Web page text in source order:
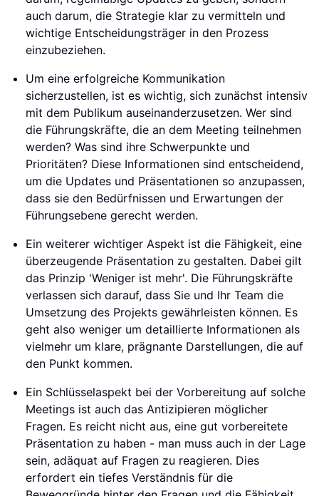
auch darum, die Strategie klar zu vermitteln und
wichtige Entscheidungsträger in den Prozess
einzubeziehen.
Um eine erfolgreiche Kommunikation
sicherzustellen, ist es wichtig, sich zunächst intensiv
mit dem Publikum auseinanderzusetzen. Wer sind
die Führungskräfte, die an dem Meeting teilnehmen
werden? Was sind ihre Schwerpunkte und
Prioritäten? Diese Informationen sind entscheidend,
um die Updates und Präsentationen so anzupassen,
dass sie den Bedürfnissen und Erwartungen der
Führungsebene gerecht werden.
Ein weiterer wichtiger Aspekt ist die Fähigkeit, eine
überzeugende Präsentation zu gestalten. Dabei gilt
das Prinzip 'Weniger ist mehr'. Die Führungskräfte
verlassen sich darauf, dass Sie und Ihr Team die
Umsetzung des Projekts gewährleisten können. Es
geht also weniger um detaillierte Informationen als
vielmehr um klare, prägnante Darstellungen, die auf
den Punkt kommen.
Ein Schlüsselaspekt bei der Vorbereitung auf solche
Meetings ist auch das Antizipieren möglicher
Fragen. Es reicht nicht aus, eine gut vorbereitete
Präsentation zu haben - man muss auch in der Lage
sein, adäquat auf Fragen zu reagieren. Dies
erfordert ein tiefes Verständnis für die